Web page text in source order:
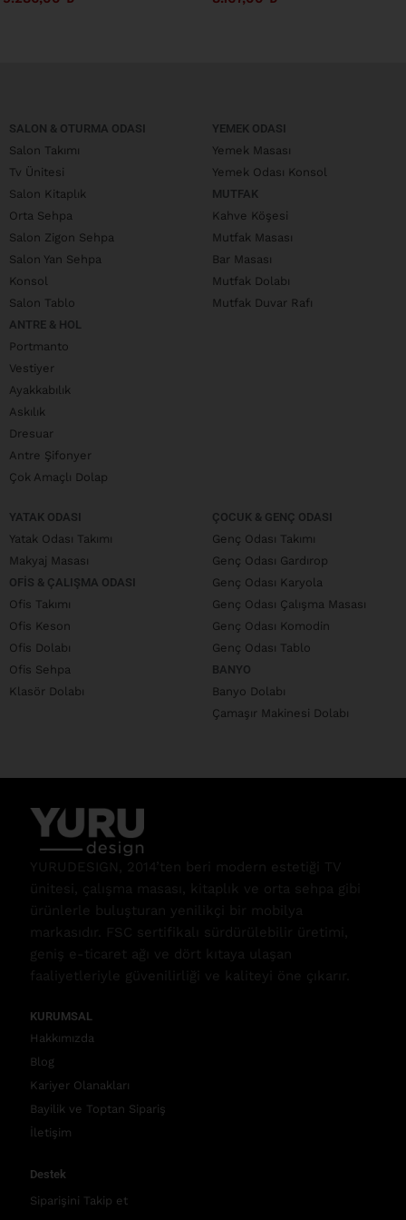
SALON & OTURMA ODASI
Salon Takımı
Tv Ünitesi
Salon Kitaplık
Orta Sehpa
Salon Zigon Sehpa
Salon Yan Sehpa
Konsol
Salon Tablo
ANTRE & HOL
Portmanto
Vestiyer
Ayakkabılık
Askılık
Dresuar
Antre Şifonyer
Çok Amaçlı Dolap
YEMEK ODASI
Yemek Masası
Yemek Odası Konsol
MUTFAK
Kahve Köşesi
Mutfak Masası
Bar Masası
Mutfak Dolabı
Mutfak Duvar Rafı
YATAK ODASI
Yatak Odası Takımı
Makyaj Masası
OFIS & ÇALIŞMA ODASI
Ofis Takımı
Ofis Keson
Ofis Dolabı
Ofis Sehpa
Klasör Dolabı
ÇOCUK & GENÇ ODASI
Genç Odası Takımı
Genç Odası Gardırop
Genç Odası Karyola
Genç Odası Çalışma Masası
Genç Odası Komodin
Genç Odası Tablo
BANYO
Banyo Dolabı
Çamaşır Makinesi Dolabı
YURUDESIGN, 2014’ten beri modern estetiği TV
ünitesi, çalışma masası, kitaplık ve orta sehpa gibi
ürünlerle buluşturan yenilikçi bir mobilya
markasıdır. FSC sertifikalı sürdürülebilir üretimi,
geniş e-ticaret ağı ve dört kıtaya ulaşan
faaliyetleriyle güvenilirliği ve kaliteyi öne çıkarır.
KURUMSAL
Hakkımızda
Blog
Kariyer Olanakları
Bayilik ve Toptan Sipariş
İletişim
Destek
Siparişini Takip et